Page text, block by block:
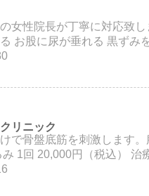
女性院長が丁寧に対応致
お股に尿が垂れる 黒ずみ
リニック
で骨盤底筋を刺激します
1回 20,000円（税込）